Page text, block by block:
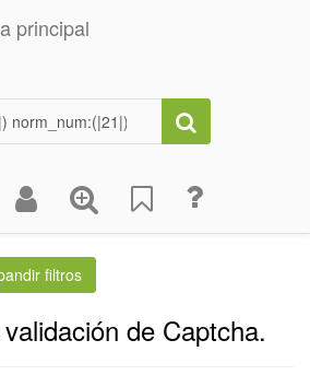
de Captcha.